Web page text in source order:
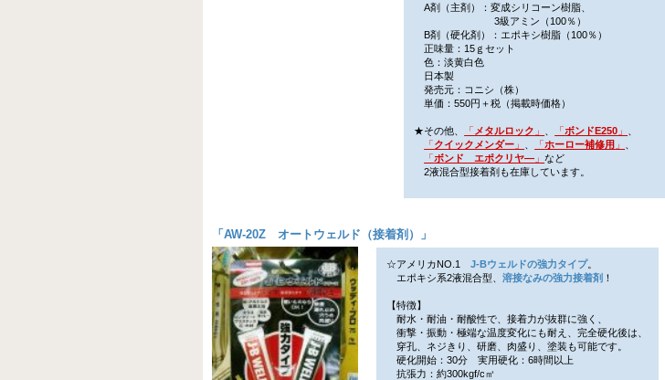
A剤（主剤）：変成シリコーン樹脂、
3級アミン（100％）
B剤（硬化剤）：エポキシ樹脂（100％）
正味量：15ｇセット
色：淡黄白色
日本製
発売元：コニシ（株）
単価：550円＋税（掲載時価格）
★その他、 「 メタルロック 」 「ボンドE250 」
「クイックメンダー 」 「ホーロー補修用 」
「ボンド エポクリヤ― 」など
2液混合型接着剤も在庫しています。
「 AW-20Z オートウェルド（接着剤） 」
☆アメリカNO.1J-Bウェルドの強力タイプ。
エポキシ系2液混合型、溶接なみの強力接着剤 ！
【特徴】
耐水・耐油・耐酸性で、接着力が抜群に強く、
衝撃・振動・極端な温度変化にも耐え、完全硬化後は、
穿孔、ネジきり、研磨、肉盛り、塗装も可能です。
硬化開始：30分 実用硬化：6時間以上
抗張力：約300kgf/c㎡